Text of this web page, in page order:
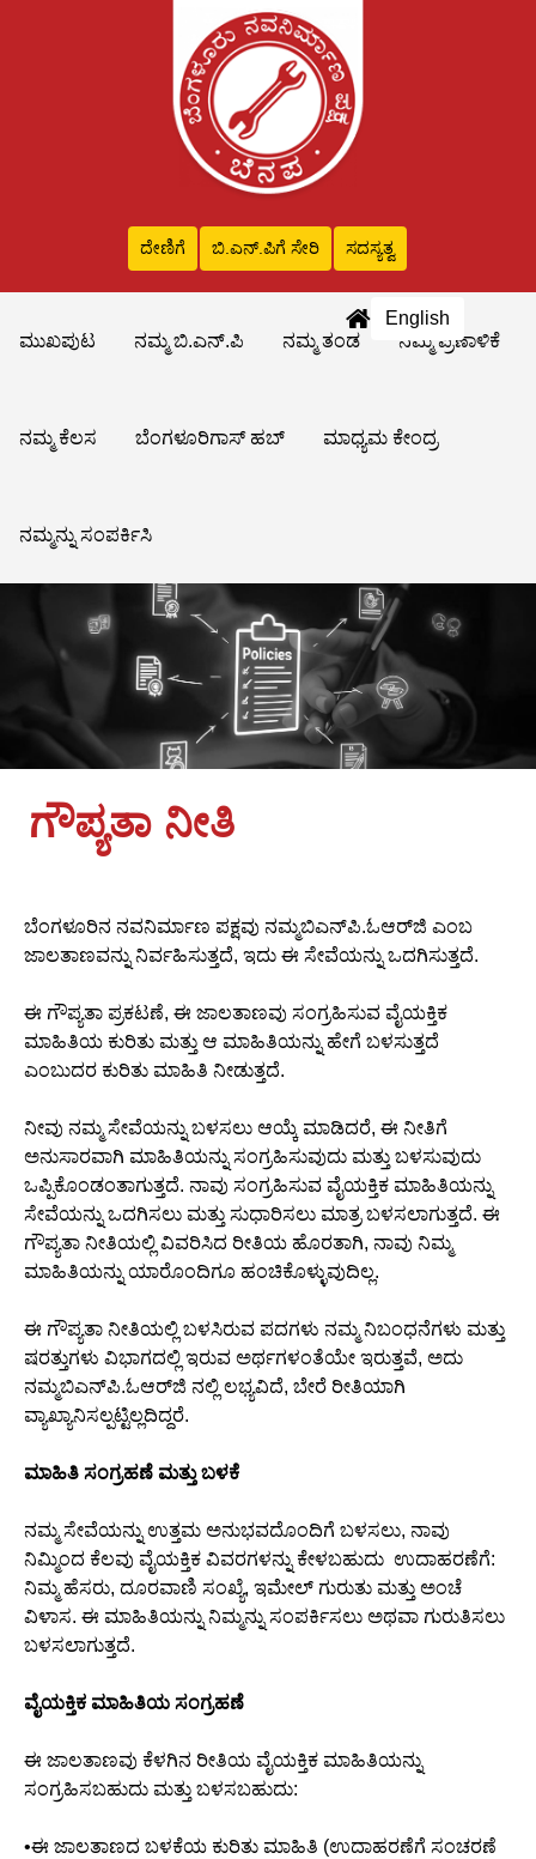
ದೇಣಿಗೆ ಬಿ.ಎನ್‌.ಪಿಗೆ ಸೇರಿ ಸದಸ್ಯತ್ವ
English
ಮುಖಪುಟ
ನಮ್ಮ ಬಿ.ಎನ್.ಪಿ ನಮ್ಮ ತಂಡ ನಮ್ಮ ಪ್ರಣಾಳಿಕೆ
ನಮ್ಮ ಕೆಲಸ ಬೆಂಗಳೂರಿಗಾಸ್ ಹಬ್ ಮಾಧ್ಯಮ ಕೇಂದ್ರ
ನಮ್ಮನ್ನು ಸಂಪರ್ಕಿಸಿ
ಗೌಪ್ಯತಾ ನೀತಿ
ಬೆಂಗಳೂರಿನ ನವನಿರ್ಮಾಣ ಪಕ್ಷವು ನಮ್ಮಬಿಎನ್‌ಪಿ.ಓಆರ್‌ಜಿ ಎಂಬ
ಜಾಲತಾಣವನ್ನು ನಿರ್ವಹಿಸುತ್ತದೆ, ಇದು ಈ ಸೇವೆಯನ್ನು ಒದಗಿಸುತ್ತದೆ.
ಈ ಗೌಪ್ಯತಾ ಪ್ರಕಟಣೆ, ಈ ಜಾಲತಾಣವು ಸಂಗ್ರಹಿಸುವ ವೈಯಕ್ತಿಕ
ಮಾಹಿತಿಯ ಕುರಿತು ಮತ್ತು ಆ ಮಾಹಿತಿಯನ್ನು ಹೇಗೆ ಬಳಸುತ್ತದೆ
ಎಂಬುದರ ಕುರಿತು ಮಾಹಿತಿ ನೀಡುತ್ತದೆ.
ನೀವು ನಮ್ಮ ಸೇವೆಯನ್ನು ಬಳಸಲು ಆಯ್ಕೆ ಮಾಡಿದರೆ, ಈ ನೀತಿಗೆ
ಅನುಸಾರವಾಗಿ ಮಾಹಿತಿಯನ್ನು ಸಂಗ್ರಹಿಸುವುದು ಮತ್ತು ಬಳಸುವುದು
ಒಪ್ಪಿಕೊಂಡಂತಾಗುತ್ತದೆ. ನಾವು ಸಂಗ್ರಹಿಸುವ ವೈಯಕ್ತಿಕ ಮಾಹಿತಿಯನ್ನು
ಸೇವೆಯನ್ನು ಒದಗಿಸಲು ಮತ್ತು ಸುಧಾರಿಸಲು ಮಾತ್ರ ಬಳಸಲಾಗುತ್ತದೆ. ಈ
ಗೌಪ್ಯತಾ ನೀತಿಯಲ್ಲಿ ವಿವರಿಸಿದ ರೀತಿಯ ಹೊರತಾಗಿ, ನಾವು ನಿಮ್ಮ
ಮಾಹಿತಿಯನ್ನು ಯಾರೊಂದಿಗೂ ಹಂಚಿಕೊಳ್ಳುವುದಿಲ್ಲ.
ಈ ಗೌಪ್ಯತಾ ನೀತಿಯಲ್ಲಿ ಬಳಸಿರುವ ಪದಗಳು ನಮ್ಮ ನಿಬಂಧನೆಗಳು ಮತ್ತು
ಷರತ್ತುಗಳು ವಿಭಾಗದಲ್ಲಿ ಇರುವ ಅರ್ಥಗಳಂತೆಯೇ ಇರುತ್ತವೆ, ಅದು
ನಮ್ಮಬಿಎನ್‌ಪಿ.ಓಆರ್‌ಜಿ ನಲ್ಲಿ ಲಭ್ಯವಿದೆ, ಬೇರೆ ರೀತಿಯಾಗಿ
ವ್ಯಾಖ್ಯಾನಿಸಲ್ಪಟ್ಟಿಲ್ಲದಿದ್ದರೆ.
ಮಾಹಿತಿ ಸಂಗ್ರಹಣೆ ಮತ್ತು ಬಳಕೆ
ನಮ್ಮ ಸೇವೆಯನ್ನು ಉತ್ತಮ ಅನುಭವದೊಂದಿಗೆ ಬಳಸಲು, ನಾವು
ನಿಮ್ಮಿಂದ ಕೆಲವು ವೈಯಕ್ತಿಕ ವಿವರಗಳನ್ನು ಕೇಳಬಹುದು ಉದಾಹರಣೆಗೆ:
ನಿಮ್ಮ ಹೆಸರು, ದೂರವಾಣಿ ಸಂಖ್ಯೆ, ಇಮೇಲ್ ಗುರುತು ಮತ್ತು ಅಂಚೆ
ವಿಳಾಸ. ಈ ಮಾಹಿತಿಯನ್ನು ನಿಮ್ಮನ್ನು ಸಂಪರ್ಕಿಸಲು ಅಥವಾ ಗುರುತಿಸಲು
ಬಳಸಲಾಗುತ್ತದೆ.
ವೈಯಕ್ತಿಕ ಮಾಹಿತಿಯ ಸಂಗ್ರಹಣೆ
ಈ ಜಾಲತಾಣವು ಕೆಳಗಿನ ರೀತಿಯ ವೈಯಕ್ತಿಕ ಮಾಹಿತಿಯನ್ನು
ಸಂಗ್ರಹಿಸಬಹುದು ಮತ್ತು ಬಳಸಬಹುದು:
•ಈ ಜಾಲತಾಣದ ಬಳಕೆಯ ಕುರಿತು ಮಾಹಿತಿ (ಉದಾಹರಣೆಗೆ ಸಂಚರಣೆ